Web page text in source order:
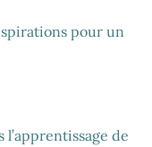
pour un
l’apprentissage de